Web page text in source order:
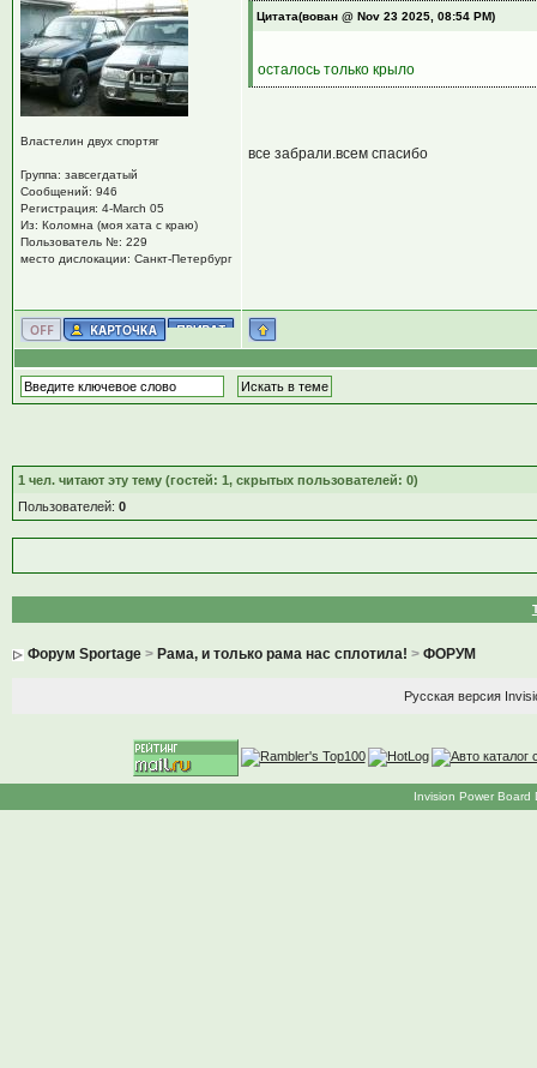
Властелин двух спортяг
Группа: завсегдатый
Сообщений: 946
Регистрация: 4-March 05
Из: Коломна (моя хата с краю)
Пользователь №: 229
место дислокации: Санкт-Петербург
Цитата(вован @ Nov 23 2025, 08:54 PM)
осталось только крыло
все забрали.всем спасибо
1 чел. читают эту тему (гостей: 1, скрытых пользователей: 0)
Пользователей: 0
Форум Sportage> Рама, и только рама нас сплотила! > ФОРУМ
Русская версия
Invision Power